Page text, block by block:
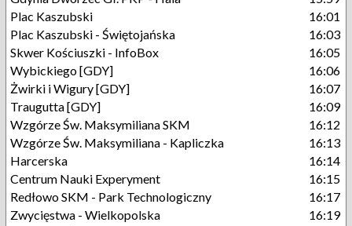
Plac Kaszubski
16:01
Plac Kaszubski - Świętojańska
16:03
Skwer Kościuszki - InfoBox
16:05
Wybickiego [GDY]
16:06
Żwirki i Wigury [GDY]
16:07
Traugutta [GDY]
16:09
Wzgórze Św. Maksymiliana SKM
16:12
Wzgórze Św. Maksymiliana - Kapliczka
16:13
Harcerska
16:14
Centrum Nauki Experyment
16:15
Redłowo SKM - Park Technologiczny
16:17
Zwycięstwa - Wielkopolska
16:19